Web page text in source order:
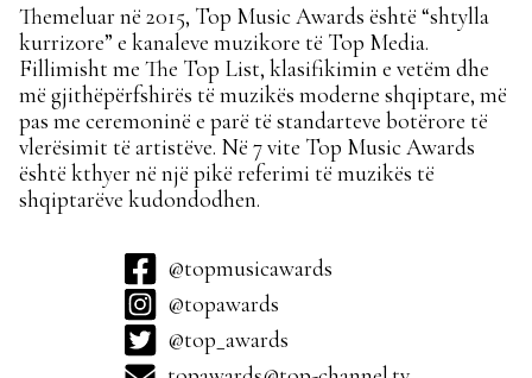
Themeluar në 2015, Top Music Awards është “shtylla
kurrizore” e kanaleve muzikore të Top Media.
Fillimisht me The Top List, klasifikimin e vetëm dhe
më gjithëpërfshirës të muzikës moderne shqiptare, më
pas me ceremoninë e parë të standarteve botërore të
vlerësimit të artistëve. Në 7 vite Top Music Awards
është kthyer në një pikë referimi të muzikës të
shqiptarëve kudondodhen.
@topmusicawards
@topawards
@top_awards